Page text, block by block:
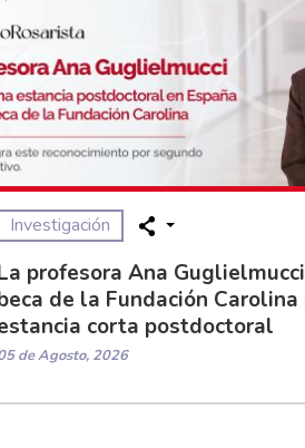
Investigación
profesora Ana
de la Fundación Carolina
corta postdoctoral
de Agosto, 2026